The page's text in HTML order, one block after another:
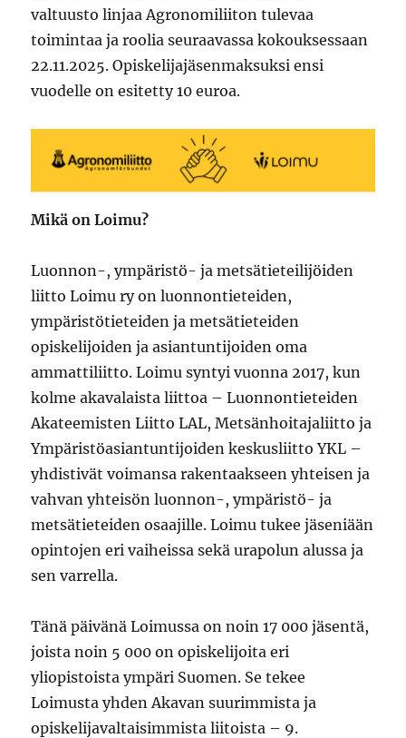
valtuusto linjaa Agronomiliiton tulevaa
toimintaa ja roolia seuraavassa kokouksessaan
22.11.2025. Opiskelijajäsenmaksuksi ensi
vuodelle on esitetty 10 euroa.
Mikä on Loimu?
Luonnon-, ympäristö- ja metsätieteilijöiden
liitto Loimu ry on luonnontieteiden,
ympäristötieteiden ja metsätieteiden
opiskelijoiden ja asiantuntijoiden oma
ammattiliitto. Loimu syntyi vuonna 2017, kun
kolme akavalaista liittoa – Luonnontieteiden
Akateemisten Liitto LAL, Metsänhoitajaliitto ja
Ympäristöasiantuntijoiden keskusliitto YKL –
yhdistivät voimansa rakentaakseen yhteisen ja
vahvan yhteisön luonnon-, ympäristö- ja
metsätieteiden osaajille. Loimu tukee jäseniään
opintojen eri vaiheissa sekä urapolun alussa ja
sen varrella.
Tänä päivänä Loimussa on noin 17 000 jäsentä,
joista noin 5 000 on opiskelijoita eri
yliopistoista ympäri Suomen. Se tekee
Loimusta yhden Akavan suurimmista ja
opiskelijavaltaisimmista liitoista – 9.